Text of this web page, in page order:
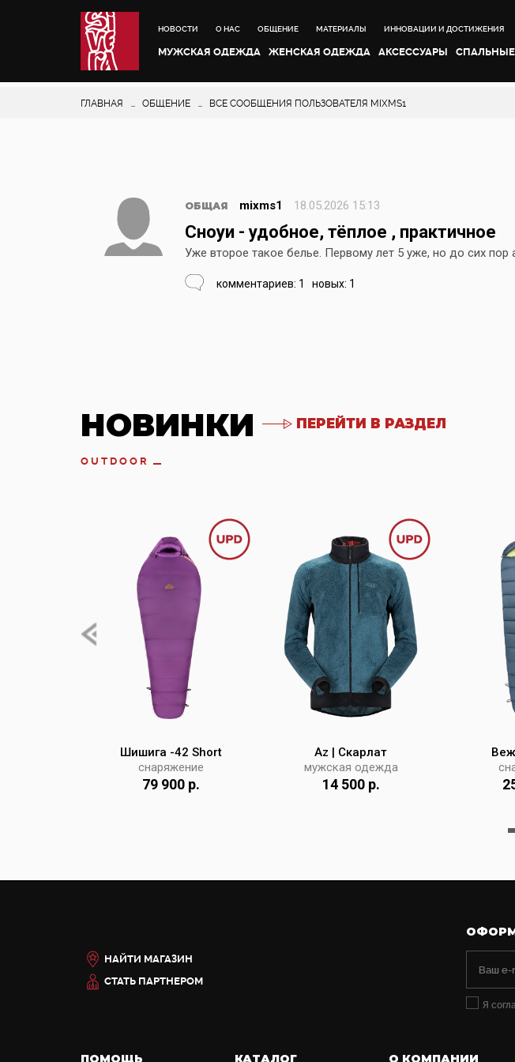
НОВОСТИ О НАС ОБЩЕНИЕ МАТЕРИАЛЫ ИННОВАЦИИ И ДОСТИЖЕНИЯ
МУЖСКАЯ ОДЕЖДА ЖЕНСКАЯ ОДЕЖДА АКСЕССУАРЫ
ГЛАВНАЯ ОБЩЕНИЕ ВСЕ СООБЩЕНИЯ ПОЛЬЗОВАТЕЛЯ MIXMS1
ОБЩАЯ mixms1 18.05.2026 15:13
Сноуи - удобное, тёплое , практичное
Уже второе такое белье. Первому лет 5 уже, но до сих
комментариев: 1 новых: 1
НОВИНКИ ПЕРЕЙТИ В РАЗДЕЛ
OUTDOOR
Шишига -42 Short
снаряжение
79 900 р.
Az | Скарлат
мужская одежда
14 500 р.
НАЙТИ МАГАЗИН
СТАТЬ ПАРТНЕРОМ
Я
ПОМОЩЬ КАТАЛОГ О КОМПАНИИ